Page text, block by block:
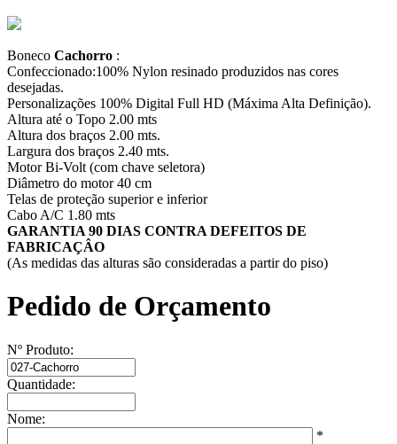
Boneco Cachorro :
Confeccionado:100% Nylon resinado produzidos nas cores
desejadas.
Personalizações 100% Digital Full HD (Máxima Alta Definição).
Altura até o Topo 2.00 mts
Altura dos braços 2.00 mts.
Largura dos braços 2.40 mts.
Motor Bi-Volt (com chave seletora)
Diâmetro do motor 40 cm
Telas de proteção superior e inferior
Cabo A/C 1.80 mts
GARANTIA 90 DIAS CONTRA DEFEITOS DE
FABRICAÇÂO
(As medidas das alturas são consideradas a partir do piso)
Pedido de Orçamento
Nº Produto:
Quantidade:
Nome:
*